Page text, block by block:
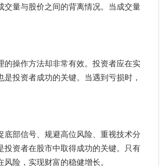
量与股价之间的背离情况。当成交量
操作方法却非常有效。投资者应在实
投资者成功的关键。当遇到亏损时，
部信号、规避高位风险、重视技术分
资者在股市中取得成功的关键。只有
险，实现财富的稳健增长。